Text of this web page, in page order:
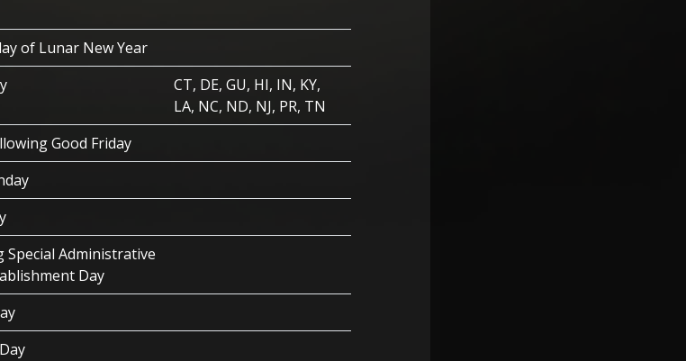
of Lunar New Year
CT, DE, GU, HI, IN, KY,
LA, NC, ND, NJ, PR, TN
Good Friday
Special Administrative
Day